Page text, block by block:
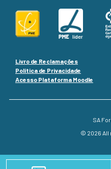
Livro de Reclamações
Política de Privacidade
Acesso Plataforma Moodle
SA
© 2026 All